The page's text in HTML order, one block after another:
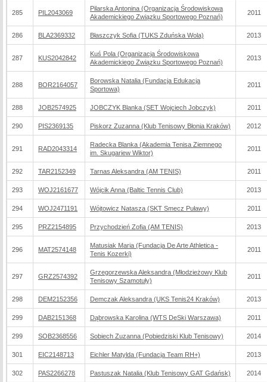
285 PIL2043069
Pilarska Antonina (Organizacja Środowiskowa
Akademickiego Związku Sportowego Poznań)
2011
286 BLA2369332 Błaszczyk Sofia (TUKS Zduńska Wola) 2013
287 KUS2042842
Kuś Pola (Organizacja Środowiskowa
Akademickiego Związku Sportowego Poznań)
2013
288 BOR2164057
Borowska Natalia (Fundacja Edukacja
Sportowa)
2011
288 JOB2574925 JOBCZYK Blanka (SET Wojciech Jobczyk) 2011
290 PIS2369135 Piskorz Zuzanna (Klub Tenisowy Błonia Kraków) 2012
291 RAD2043314
Radecka Blanka (Akademia Tenisa Ziemnego
im. Skugariew Wiktor)
2011
292 TAR2152349 Tarnas Aleksandra (AM TENIS) 2011
293 WOJ2161677 Wójcik Anna (Baltic Tennis Club) 2013
294 WOJ2471191 Wójtowicz Natasza (SKT Smecz Puławy) 2011
295 PRZ2154895 Przychodzień Zofia (AM TENIS) 2013
296 MAT2574148
Matusiak Maria (Fundacja De Arte Athletica -
Tenis Kozerki)
2011
297 GRZ2574392
Grzegorzewska Aleksandra (Młodzieżowy Klub
Tenisowy Szamotuły)
2011
298 DEM2152356 Demczak Aleksandra (UKS Tenis24 Kraków) 2013
299 DAB2151368 Dąbrowska Karolina (WTS DeSki Warszawa) 2011
299 SOB2368556 Sobiech Zuzanna (Pobiedziski Klub Tenisowy) 2014
301 EIC2148713 Eichler Matylda (Fundacja Team RH+) 2013
302 PAS2266278 Pastuszak Natalia (Klub Tenisowy GAT Gdańsk) 2014